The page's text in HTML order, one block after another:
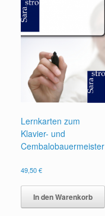
Lernkarten zum
Klavier- und
Cembalobauermeister
49,50€
In den Warenkorb